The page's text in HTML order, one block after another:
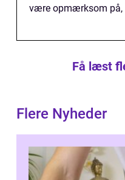
være opmærksom på,
Få læst
Flere Nyheder